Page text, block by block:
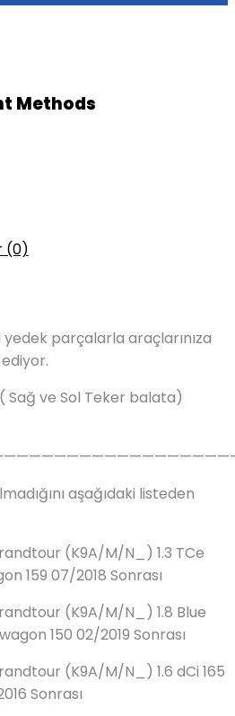
Methods
(0)
parçalarla araçlarınıza
Sağ ve Sol Teker balata)
aşağıdaki listeden
(K9A/M/N_) 1.3 TCe
159 07/2018 Sonrası
(K9A/M/N_) 1.8 Blue
150 02/2019 Sonrası
(K9A/M/N_) 1.6 dCi 165
Sonrası